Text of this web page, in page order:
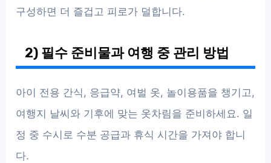
구성하면 더 즐겁고 피로가 덜합니다.
2) 필수 준비물과 여행 중 관리 방법
아이 전용 간식, 응급약, 여벌 옷, 놀이용품을 챙기고,
여행지 날씨와 기후에 맞는 옷차림을 준비하세요. 일
정 중 수시로 수분 공급과 휴식 시간을 가져야 합니
다.